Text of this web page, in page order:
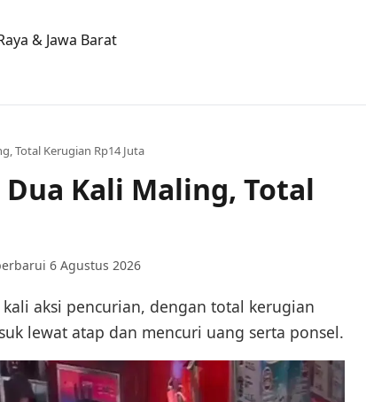
& Jawa Barat
Total Kerugian Rp14 Juta
Kali Maling, Total
6 Agustus 2026
aksi pencurian, dengan total kerugian
lewat atap dan mencuri uang serta ponsel.